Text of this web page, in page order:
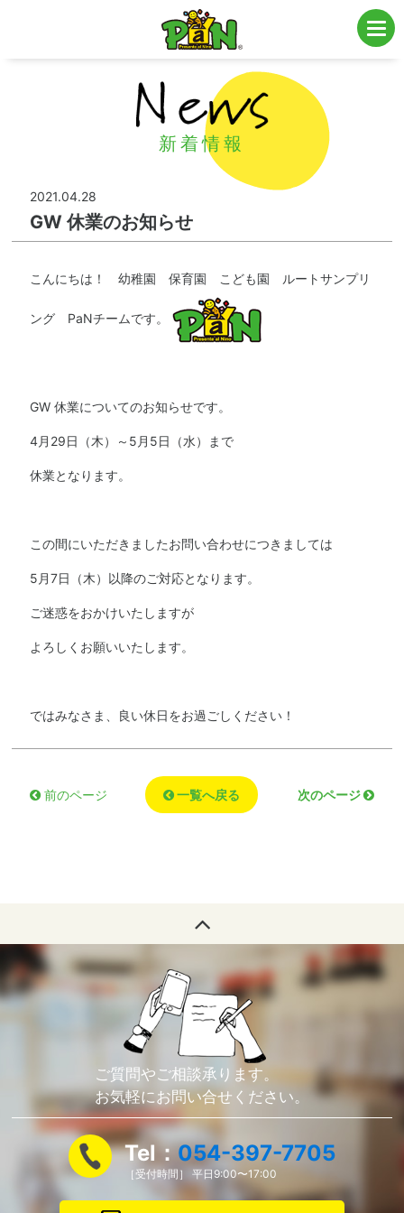
子育て・ファミリー層向け販促・全国エリアの私立・公立幼稚園・保育園・こども
園にてサンプリング・プロモーションを実施
新着情報
2021.04.28
GW 休業のお知らせ
こんにちは！ 幼稚園 保育園 こども園 ルートサンプリ
ング PaNチームです。
GW 休業についてのお知らせです。
4月29日（木）～5月5日（水）まで
休業となります。
この間にいただきましたお問い合わせにつきましては
5月7日（木）以降のご対応となります。
ご迷惑をおかけいたしますが
よろしくお願いいたします。
ではみなさま、良い休日をお過ごしください！
前のページ 一覧へ戻る 次のページ
ご質問やご相談承ります。
お気軽にお問い合せください。
Tel：054-397-7705
［受付時間］ 平日9:00〜17:00